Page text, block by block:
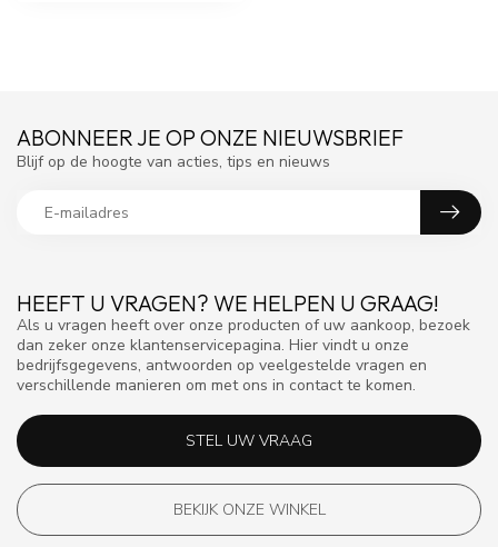
HEEFT U VRAGEN? WE HELPEN U GRAAG!
Als u vragen heeft over onze producten of uw aankoop, bezoek
dan zeker onze klantenservicepagina. Hier vindt u onze
bedrijfsgegevens, antwoorden op veelgestelde vragen en
verschillende manieren om met ons in contact te komen.
STEL UW VRAAG
BEKIJK ONZE WINKEL
ABONNEER JE OP ONZE NIEUWSBRIEF
Blijf op de hoogte van acties, tips en nieuws